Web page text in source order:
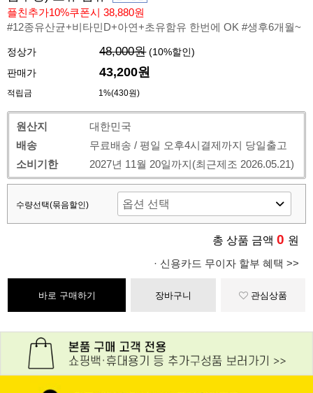
플친추가10%쿠폰시 38,880원
#12종유산균+비타민D+아연+초유함유 한번에 OK #생후6개월~
정상가 48,000원 (10%할인)
판매가
43,200원
적립금 1%(430원)
원산지
대한민국
배송
무료배송 / 평일 오후4시결제까지 당일출고
소비기한
2027년 11월 20일까지(최근제조 2026.05.21)
수량선택(묶음할인)
총 상품 금액 0 원
· 신용카드 무이자 할부 혜택 >>
바로 구매하기 장바구니 관심상품